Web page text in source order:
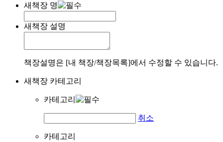
새책장 명
새책장 설명
책장설명은 [내 책장/책장목록]에서 수정할 수 있습니다.
새책장 카테고리
카테고리
취소
카테고리